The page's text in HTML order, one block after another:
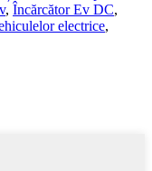
, Încărcător Ev DC,
electrice,